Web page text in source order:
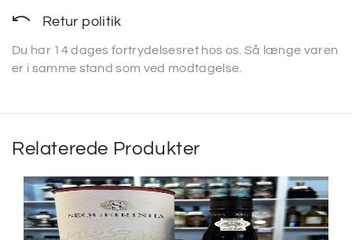
Retur politik
Du har 14 dages fortrydelsesret hos os. Så længe varen
er i samme stand som ved modtagelse.
Relaterede Produkter